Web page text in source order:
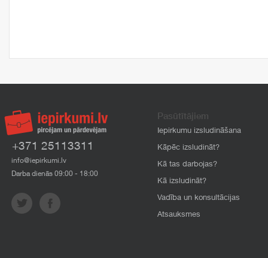
+371 25113311
info@iepirkumi.lv
Darba dienās 09:00 - 18:00
Pasūtītājiem
Iepirkumu izsludināšana
Kāpēc izsludināt?
Kā tas darbojas?
Kā izsludināt?
Vadība un konsultācijas
Atsauksmes